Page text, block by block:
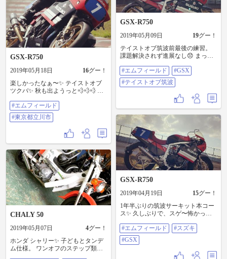
GSX-R750
2019年05月18日 16グー！
楽しかったなぁ〜✨ テイストオブ
ツクバ✨ 秋も出ようっと💨💨💨 一
ド #東京都立川市
#エムフィールド
#東京都立川市
GSX-R750
2019年05月09日 19グー！
テイストオブ筑波前最後の練習。
課題解決されず進展なし😞 まっ、
か✨ だってお祭りだからね〜😁👍 #
エムフィールド #gsx-r750 #テイス
トオブ筑波
#エムフィールド
#GSX
#テイストオブ筑波
CHALY 50
2019年05月07日 4グー！
ホンダ シャリー✨ 子どもとタンデ
ム仕様。 ワンオフのステップ類を
GSX-R750
2019年04月19日 15グー！
1年半ぶりの筑波サーキット本コー
ス✨ 久しぶりで、スゲ〜怖かった
トオブ筑波までにやること山積み
💦 一つずつやって行きましょ✨ #エ
ムフィールド #スズキ #gsx-r
#エムフィールド
#スズキ
#GSX